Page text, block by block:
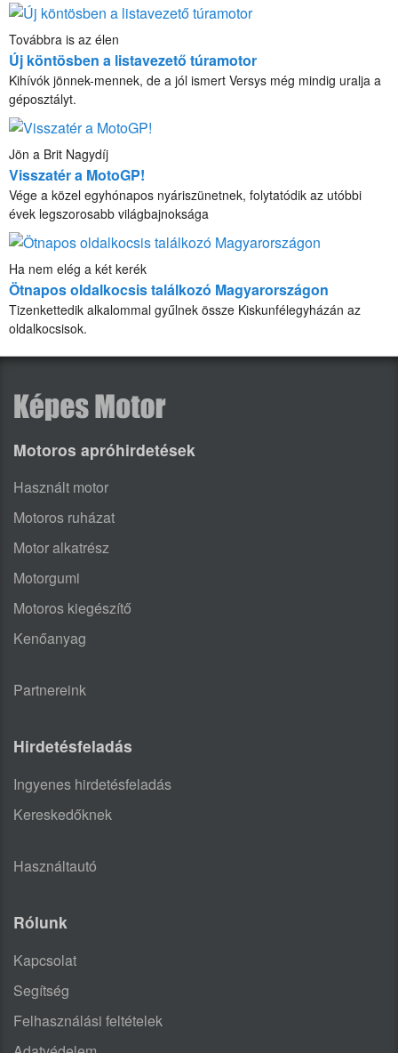
Továbbra is az élen
Új köntösben a listavezető túramotor
Kihívók jönnek-mennek, de a jól ismert Versys még mindig uralja a
géposztályt.
Jön a Brit Nagydíj
Visszatér a MotoGP!
Vége a közel egyhónapos nyáriszünetnek, folytatódik az utóbbi
évek legszorosabb világbajnoksága
Ha nem elég a két kerék
Ötnapos oldalkocsis találkozó Magyarországon
Tizenkettedik alkalommal gyűlnek össze Kiskunfélegyházán az
oldalkocsisok.
Motoros apróhirdetések
Használt motor
Motoros ruházat
Motor alkatrész
Motorgumi
Motoros kiegészítő
Kenőanyag
Partnereink
Hirdetésfeladás
Ingyenes hirdetésfeladás
Kereskedőknek
Használtautó
Rólunk
Kapcsolat
Segítség
Felhasználási feltételek